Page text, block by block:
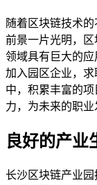
随着区块链技术
前景一片光明，
领域具有巨大的应
加入园区企业，
中，积累丰富的
力，为未来的职业
良好的产业
长沙区块链产业